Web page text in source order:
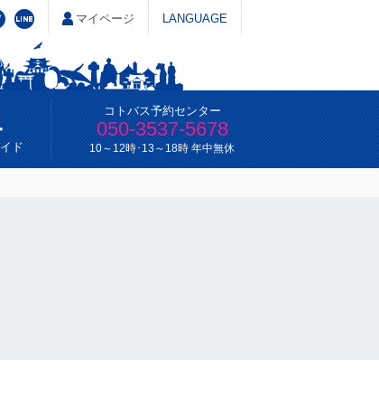
LANGUAGE
マイページ
ド
コトバス予約センター
050-3537-5678
10～12時･13～18時 年中無休